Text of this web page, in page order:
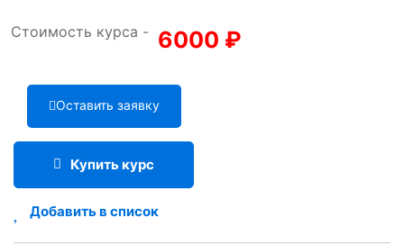
Стоимость курса - 6000 ₽
Оставить заявку
Купить курс
Добавить в список